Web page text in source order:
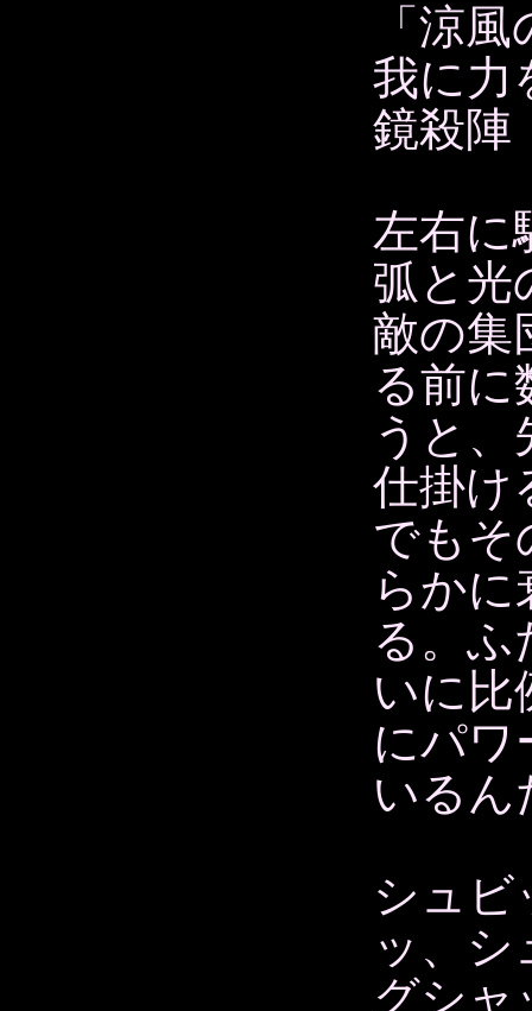
「涼
我に
鏡殺陣
左右に
弧と光
敵の集
る前に
うと、
仕掛け
でもそ
らかに
る。ふ
いに比
にパワ
いるん
シュビ
ッ、
グシ